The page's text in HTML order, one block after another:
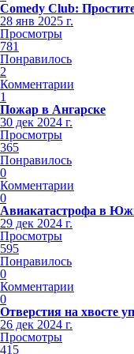
Comedy Club:
28 янв 2025 г.
Просмотры
781
Понравилось
2
Комментарии
1
Пожар в Ангарске
30 дек 2024 г.
Просмотры
365
Понравилось
0
Комментарии
0
Авиакатастрофа в
29 дек 2024 г.
Просмотры
595
Понравилось
0
Комментарии
0
Отверстия на хвосте
26 дек 2024 г.
Просмотры
415